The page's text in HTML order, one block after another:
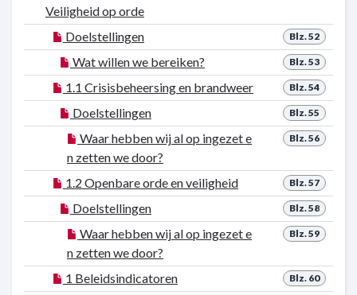
Veiligheid op orde
Blz. 52
Doelstellingen
Blz. 53
Wat willen we bereiken?
Blz. 54
1.1 Crisisbeheersing en brandweer
Blz. 55
Doelstellingen
Blz. 56
Waar hebben wij al op ingezet e
n zetten we door?
Blz. 57
1.2 Openbare orde en veiligheid
Blz. 58
Doelstellingen
Blz. 59
Waar hebben wij al op ingezet e
n zetten we door?
Blz. 60
1 Beleidsindicatoren